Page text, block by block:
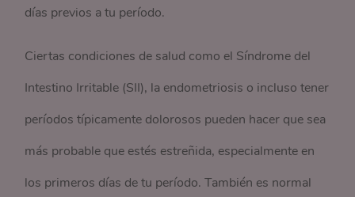
días previos a tu período.
Ciertas condiciones de salud como el Síndrome del
Intestino Irritable (SII), la endometriosis o incluso tener
períodos típicamente dolorosos pueden hacer que sea
más probable que estés estreñida, especialmente en
los primeros días de tu período. También es normal